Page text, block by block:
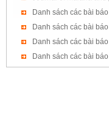
Danh sách các bài
Danh sách các bài
Danh sách các bài
Danh sách các bài